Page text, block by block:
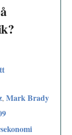
,Mark Brady